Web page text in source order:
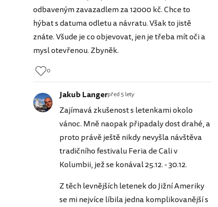
odbaveným zavazadlem za 12000 kč. Chce to
hýbat s datuma odletu a návratu. Však to jistě
znáte. Všude je co objevovat, jen je třeba mít oči a
mysl otevřenou. Zbyněk.
0
Jakub Langerpřed 5 lety
Zajímavá zkušenost s letenkami okolo
vánoc. Mně naopak připadaly dost drahé, a
proto právě ještě nikdy nevyšla návštěva
tradičního festivalu Feria de Cali v
Kolumbii, jež se konával 25.12. - 30.12.
Z těch levnějších letenek do Jižní Ameriky
se mi nejvíce líbila jedna komplikovanější s